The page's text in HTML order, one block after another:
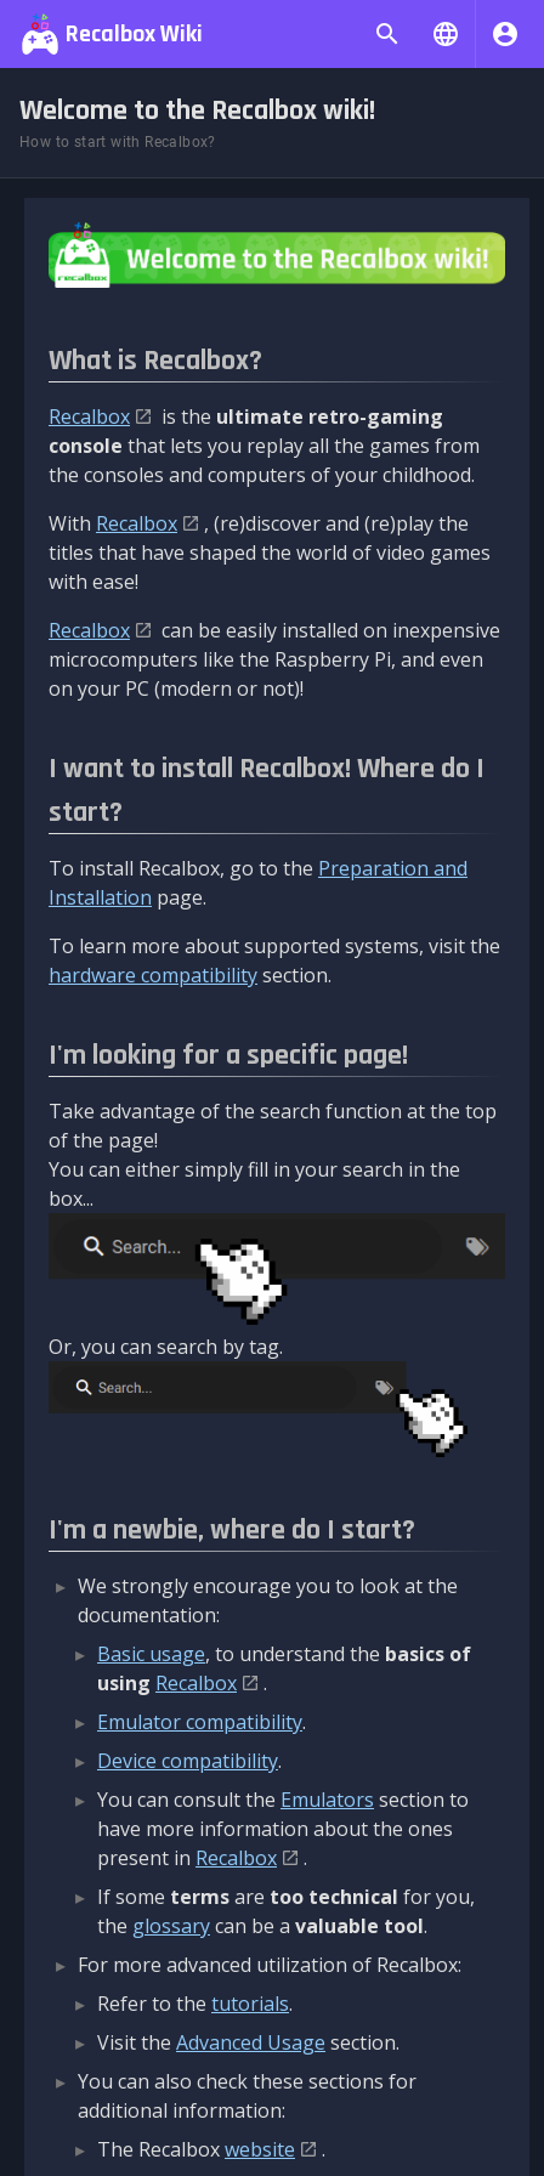
Recalbox Wiki
Welcome to the Recalbox wiki!
How to start with Recalbox?
What is Recalbox?
Recalbox is the ultimate retro-gaming
console that lets you replay all the games from
the consoles and computers of your childhood.
With Recalbox
, (re)discover and (re)play the
titles that have shaped the world of video games
with ease!
Recalbox
can be easily installed on inexpensive
microcomputers like the Raspberry Pi, and even
on your PC (modern or not)!
I want to install Recalbox! Where do I
start?
To install Recalbox, go to the Preparation and
Installation page.
To learn more about supported systems, visit the
hardware compatibilitysection.
I'm looking for a specific page!
Take advantage of the search function at the top
of the page!
You can either simply fill in your search in the
box...
Or, you can search by tag.
I'm a newbie, where do I start?
We strongly encourage you to look at the
documentation:
Basic usage, to understand the basics of
using Recalbox
.
Emulator compatibility.
Device compatibility.
You can consult the Emulators section to
have more information about the ones
present in Recalbox
.
If some termsare too technical for you,
the glossarycan be a valuable tool.
For more advanced utilization of Recalbox:
Refer to the tutorials.
Visit the Advanced Usage section.
You can also check these sections for
additional information:
The Recalboxwebsite
.